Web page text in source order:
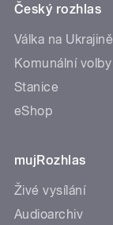
Český rozhlas
Válka na Ukrajině
Komunální volby
Stanice
eShop
mujRozhlas
Živé vysílání
Audioarchiv